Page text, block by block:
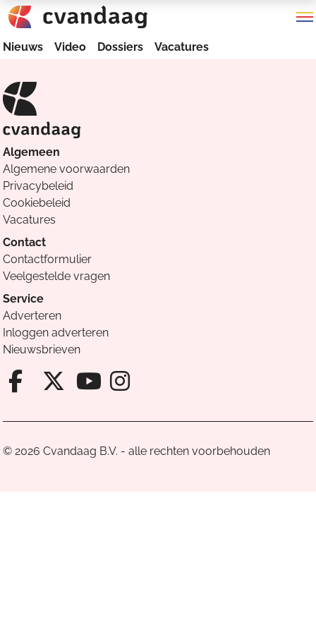
Nieuws Video Dossiers Vacatures
Algemeen
Algemene voorwaarden
Privacybeleid
Cookiebeleid
Vacatures
Contact
Contactformulier
Veelgestelde vragen
Service
Adverteren
Inloggen adverteren
Nieuwsbrieven
Facebook van Cvandaag
X van Cvandaag
Instagram van
© 2026 Cvandaag B.V. - alle rechten voorbehouden